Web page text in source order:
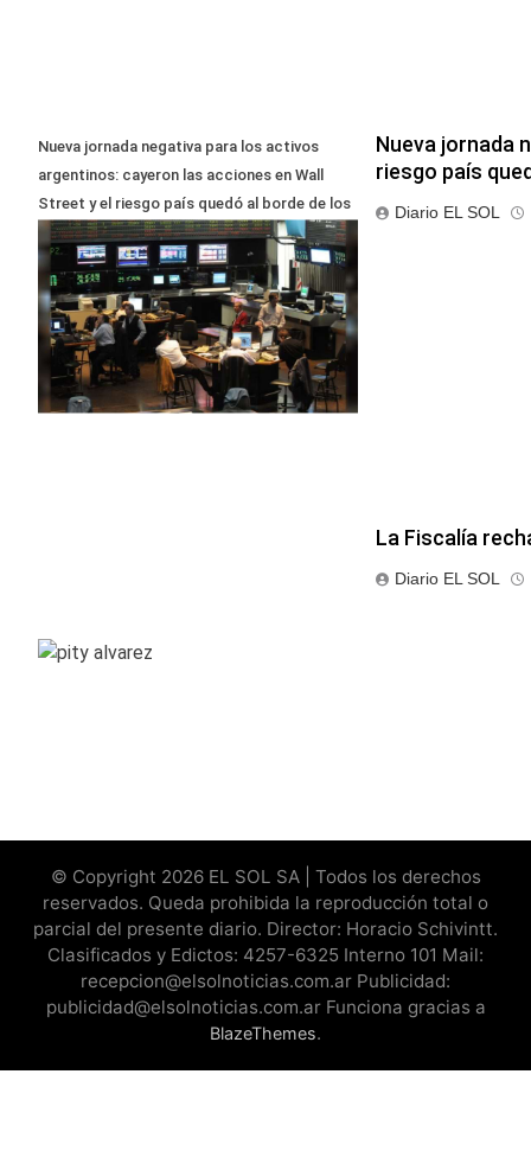
Nueva jornada negativa para los activos
argentinos: cayeron las acciones en Wall
Street y el riesgo país quedó al borde de los
450 punt
Nueva jornada
riesgo país
Diario EL SOL
La Fiscalía
Diario EL SOL
© Copyright 2026 EL SOL SA | Todos los derechos
reservados. Queda prohibida la reproducción total o
parcial del presente diario. Director: Horacio Schivintt.
Clasificados y Edictos: 4257-6325 Interno 101 Mail:
recepcion@elsolnoticias.com.ar Publicidad:
publicidad@elsolnoticias.com.ar Funciona gracias a
BlazeThemes.